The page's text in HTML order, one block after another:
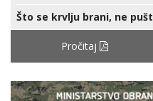
Što se krvlju brani, ne
Pročitaj